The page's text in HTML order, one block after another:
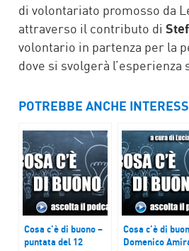
di volontariato promosso da
attraverso il contributo di
volontario in partenza per la
dove si svolgerà l’esperienza
POTREBBE ANCHE
Cosa c’è di buono –
puntata del 12
Cosa c’è di
Domenico